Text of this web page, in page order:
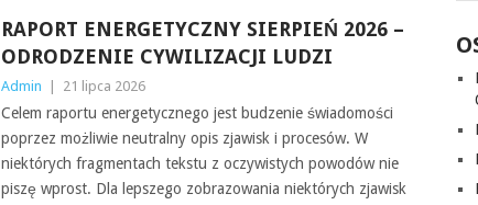
RAPORT ENERGETYCZNY SIERPIEŃ 2026 –
ODRODZENIE CYWILIZACJI LUDZI
Admin 21 lipca 2026
Celem raportu energetycznego jest budzenie świadomości
poprzez możliwie neutralny opis zjawisk i procesów. W
niektórych fragmentach tekstu z oczywistych powodów nie
piszę wprost. Dla lepszego zobrazowania niektórych zjawisk